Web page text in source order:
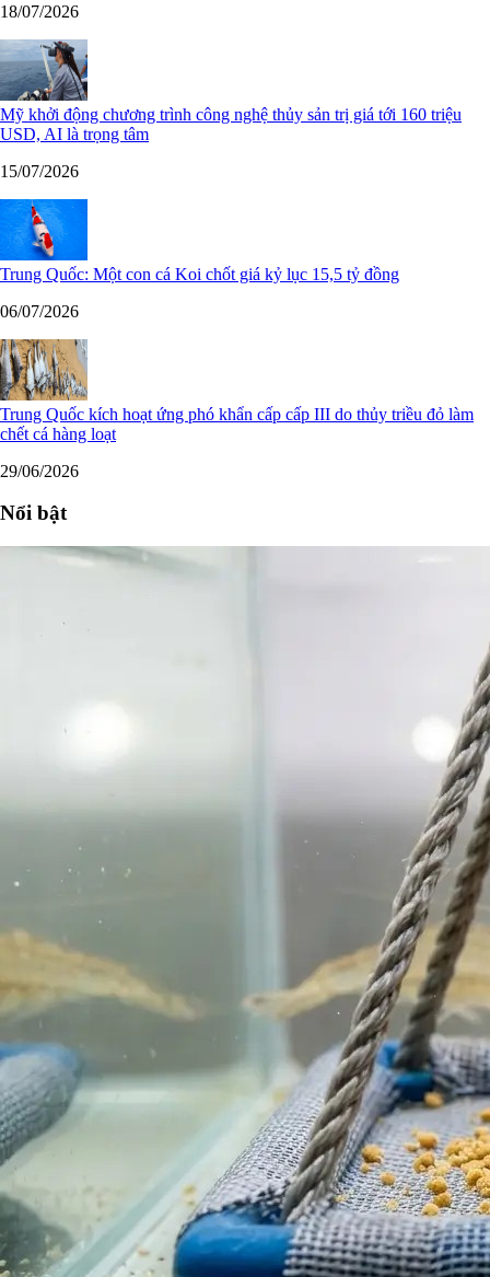
18/07/2026
Mỹ khởi động chương trình công nghệ thủy sản trị giá tới 160 triệu
USD, AI là trọng tâm
15/07/2026
Trung Quốc: Một con cá Koi chốt giá kỷ lục 15,5 tỷ đồng
06/07/2026
Trung Quốc kích hoạt ứng phó khẩn cấp cấp III do thủy triều đỏ làm
chết cá hàng loạt
29/06/2026
Nổi bật